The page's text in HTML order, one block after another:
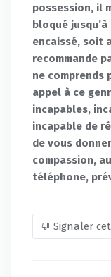
possession, il
bloqué
encaissé, soit
recommande
ne comprends
appel à ce
incapables,
incapable de
de vous
compassion,
téléphone,
Signaler